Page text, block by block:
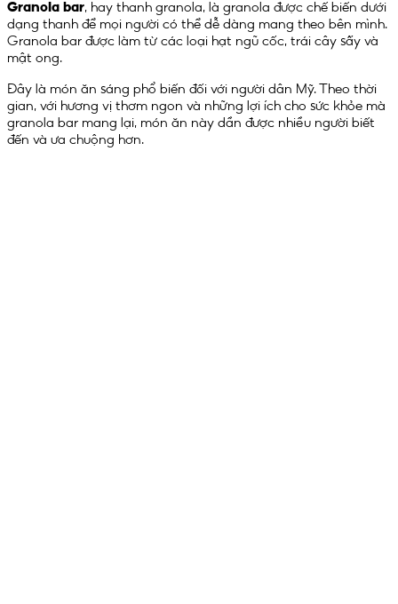
Granola bar , hay thanh granola, là granola được chế biến dưới
dạng thanh để mọi người có thể dễ dàng mang theo bên mình.
Granola bar được làm từ các loại hạt ngũ cốc, trái cây sấy và
mật ong.
Đây là món ăn sáng phổ biến đối với người dân Mỹ. Theo thời
gian, với hương vị thơm ngon và những lợi ích cho sức khỏe mà
granola bar mang lại, món ăn này dần được nhiều người biết
đến và ưa chuộng hơn.